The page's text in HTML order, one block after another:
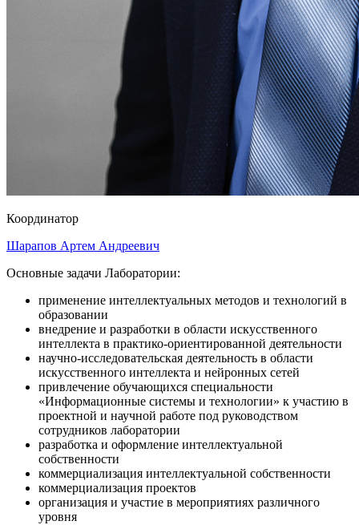
Координатор
Шарапов Артем Андреевич
Основные задачи Лаборатории:
применение интеллектуальных методов и технологий в
образовании
внедрение и разработки в области искусственного
интеллекта в практико-ориентированной деятельности
научно-исследовательская деятельность в области
искусственного интеллекта и нейронных сетей
привлечение обучающихся специальности
«Информационные системы и технологии» к участию в
проектной и научной работе под руководством
сотрудников лаборатории
разработка и оформление интеллектуальной
собственности
коммерциализация интеллектуальной собственности
коммерциализация проектов
организация и участие в мероприятиях различного
уровня